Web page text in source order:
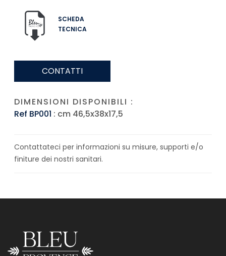
SCHEDA
TECNICA
CONTATTI
DIMENSIONI DISPONIBILI :
Ref BP001 : cm 46,5x38x17,5
Contattateci per informazioni su misure, supporti e/o
finiture dei nostri sanitari.